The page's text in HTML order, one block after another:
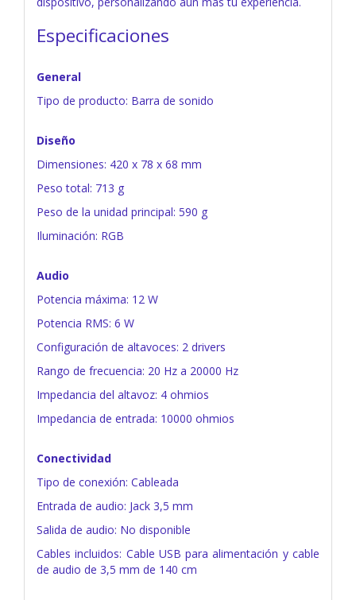
Especificaciones
General
Tipo de producto: Barra de sonido
Diseño
Dimensiones: 420 x 78 x 68 mm
Peso total: 713 g
Peso de la unidad principal: 590 g
Iluminación: RGB
Audio
Potencia máxima: 12 W
Potencia RMS: 6 W
Configuración de altavoces: 2 drivers
Rango de frecuencia: 20 Hz a 20000 Hz
Impedancia del altavoz: 4 ohmios
Impedancia de entrada: 10000 ohmios
Conectividad
Tipo de conexión: Cableada
Entrada de audio: Jack 3,5 mm
Salida de audio: No disponible
Cables incluidos: Cable USB para alimentación y cable
de audio de 3,5 mm de 140 cm